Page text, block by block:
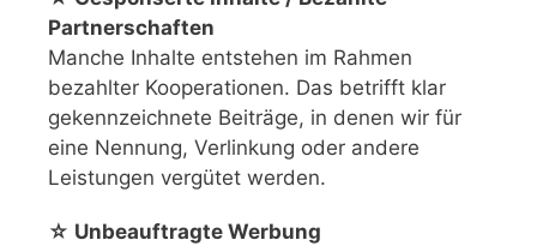
Partnerschaften
Manche Inhalte entstehen im Rahmen
bezahlter Kooperationen. Das betrifft klar
gekennzeichnete Beiträge, in denen wir für
eine Nennung, Verlinkung oder andere
Leistungen vergütet werden.
☆ Unbeauftragte Werbung